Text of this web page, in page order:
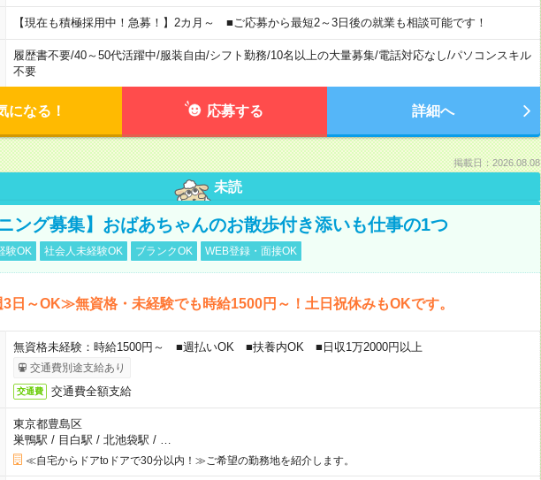
【現在も積極採用中！急募！】2カ月～ ■ご応募から最短2～3日後の就業も相談可能です！
履歴書不要/40～50代活躍中/服装自由/シフト勤務/10名以上の大量募集/電話対応なし/パソコンスキル
不要
になる！ 応募する 詳細へ
掲載日：2026.08.08
未読
ング募集】おばあちゃんのお散歩付き添いも仕事の1つ
験OK 社会人未経験OK ブランクOK WEB登録・面接OK
日～OK≫無資格・未経験でも時給1500円～！土日祝休みもOKです。
無資格未経験：時給1500円～ ■週払いOK ■扶養内OK ■日収1万2000円以上
交通費別途支給あり
交通費 交通費全額支給
東京都豊島区
巣鴨駅 / 目白駅 / 北池袋駅 /
≪自宅からドアtoドアで30分以内！≫ご希望の勤務地を紹介します。